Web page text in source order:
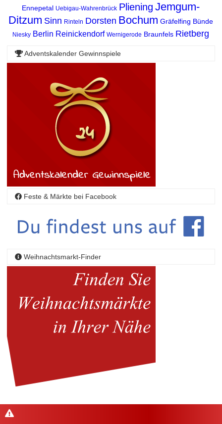
Ennepetal Uebigau-Wahrenbrück Pliening Jemgum-
Ditzum Sinn Rinteln Dorsten Bochum Gräfelfing Bünde
Niesky Berlin Reinickendorf Wernigerode Braunfels Rietberg
Adventskalender Gewinnspiele
Feste & Märkte bei Facebook
Weihnachtsmarkt-Finder